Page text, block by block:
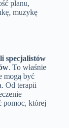
planu,
muzykę
specjalistów
. To właśnie
mogą być
Od terapii
pomoc, której